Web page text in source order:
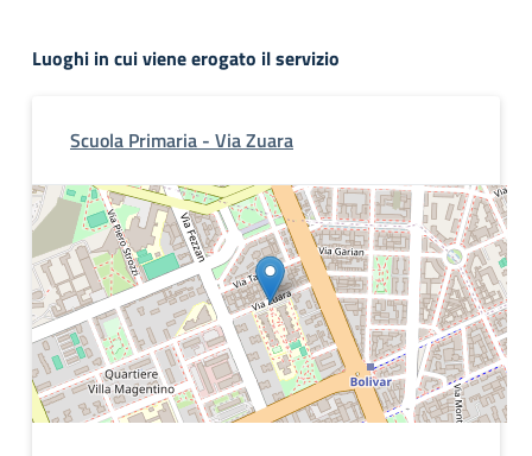
Luoghi in cui viene erogato il servizio
Scuola Primaria - Via Zuara